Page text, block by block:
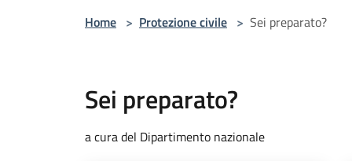
Home > Protezione civile > Sei preparato?
Sei preparato?
a cura del Dipartimento nazionale